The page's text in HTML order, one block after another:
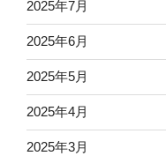
2025年7月
2025年6月
2025年5月
2025年4月
2025年3月